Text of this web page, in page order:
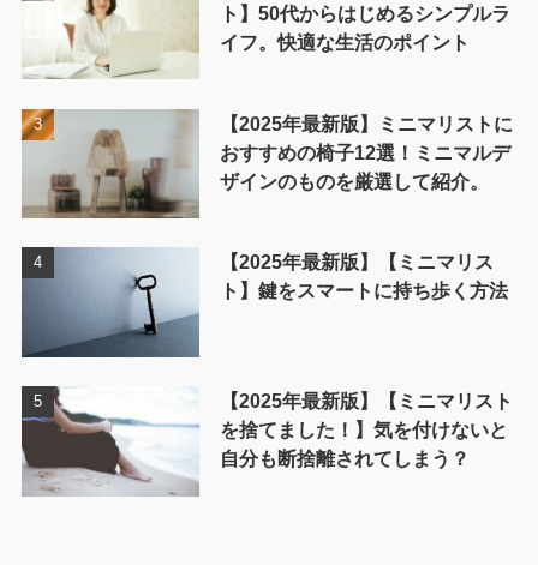
ト】50代からはじめるシンプルラ
イフ。快適な生活のポイント
【2025年最新版】ミニマリストに
おすすめの椅子12選！ミニマルデ
ザインのものを厳選して紹介。
【2025年最新版】【ミニマリス
ト】鍵をスマートに持ち歩く方法
【2025年最新版】【ミニマリスト
を捨てました！】気を付けないと
自分も断捨離されてしまう？